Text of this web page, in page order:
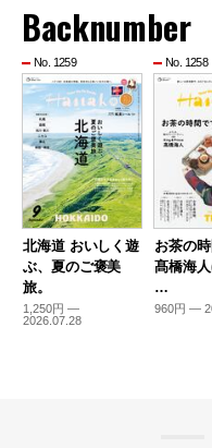
Backnumber
No. 1259
北海道 おいしく遊
ぶ、夏のご褒美
旅。
1,250円 —
2026.07.28
No. 1258
お茶の
髙橋海
…
960円 —